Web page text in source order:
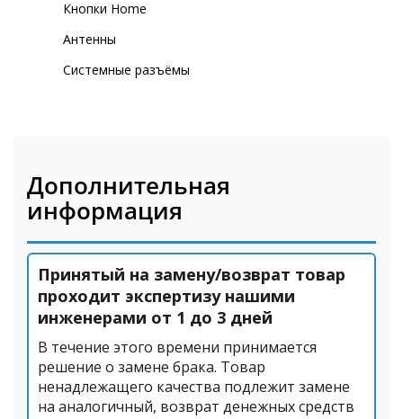
Кнопки Home
Антенны
Системные разъёмы
Дополнительная
информация
Принятый на замену/возврат товар
проходит экспертизу нашими
инженерами от 1 до 3 дней
В течение этого времени принимается
решение о замене брака. Товар
ненадлежащего качества подлежит замене
на аналогичный, возврат денежных средств